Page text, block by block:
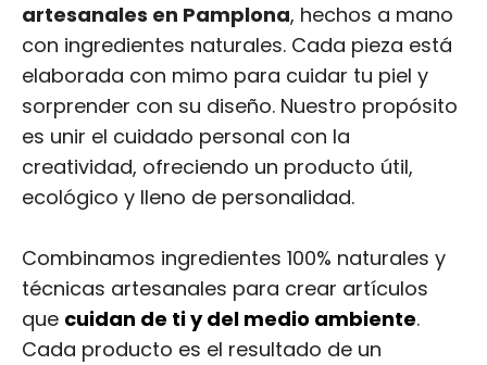
artesanales en Pamplona, hechos a mano
con ingredientes naturales. Cada pieza está
elaborada con mimo para cuidar tu piel y
sorprender con su diseño. Nuestro propósito
es unir el cuidado personal con la
creatividad, ofreciendo un producto útil,
ecológico y lleno de personalidad.
Combinamos ingredientes 100% naturales y
técnicas artesanales para crear artículos
que cuidan de ti y del medio ambiente.
Cada producto es el resultado de un